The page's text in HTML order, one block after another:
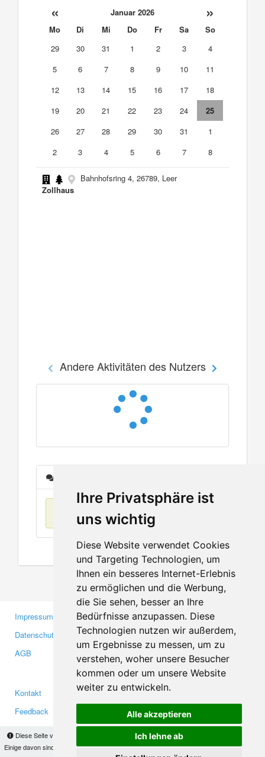
Ihre Privatsphäre ist
uns wichtig
Diese Website verwendet Cookies
und Targeting Technologien, um
Ihnen ein besseres Internet-Erlebnis
zu ermöglichen und die Werbung,
die Sie sehen, besser an Ihre
Bedürfnisse anzupassen. Diese
Technologien nutzen wir außerdem,
um Ergebnisse zu messen, um zu
verstehen, woher unsere Besucher
kommen oder um unsere Website
weiter zu entwickeln.
Alle akzeptieren
Ich lehne ab
Diese Seite verwendet Cookies, um Informationen auf Ihrem Computer zu speichern.
Einige davon sind notwendig, damit unsere Seite funktioniert, andere helfen uns dabei, das
« Januar 2026 »
Mo Di Mi Do Fr Sa
So
29
30 31 1 2 3
4
5
6 7 8 9 10
11
12
13 14 15 16 17
18
19
20 21 22 23 24
25
26
27 28 29 30 31
1
2
3 4 5 6 7 8
Bahnhofsring 4, 26789, Leer
Zollhaus
Andere Aktivitäten des Nutzers
Keine Einträge
Impressum
Datenschutzerklärung
AGB
Gewerbetreibende
Investoren
Medien
Kontakt
Feedback
Facebook
Twitter
YouTube
Google+